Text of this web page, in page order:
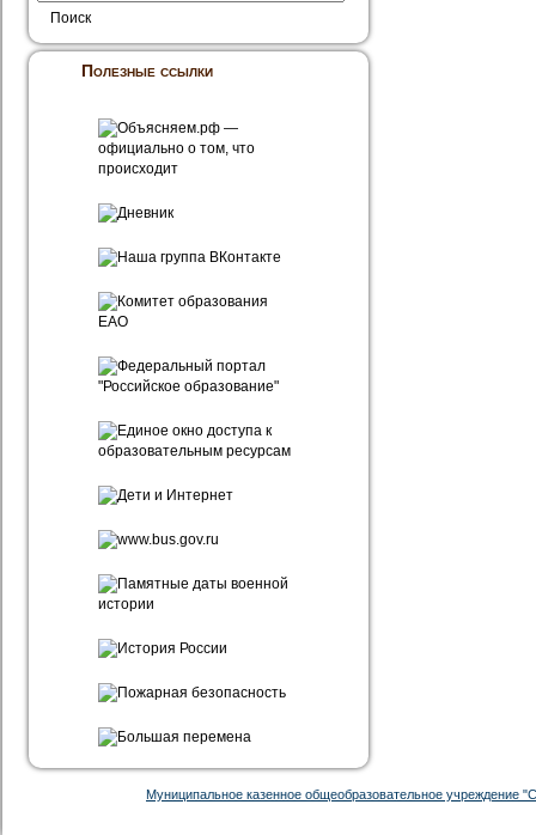
Полезные ссылки
Муниципальное казенное общеобразовательное учреждение